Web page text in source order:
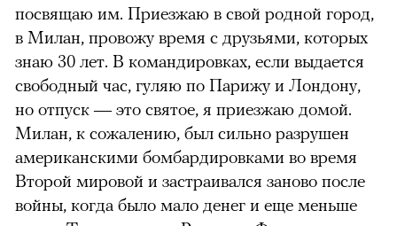
посвящаю им. Приезжаю в свой родной город,
в Милан, провожу время с друзьями, которых
знаю 30 лет. В командировках, если выдается
свободный час, гуляю по Парижу и Лондону,
но отпуск — это святое, я приезжаю домой.
Милан, к сожалению, был сильно разрушен
американскими бомбардировками во время
Второй мировой и застраивался заново после
войны, когда было мало денег и еще меньше